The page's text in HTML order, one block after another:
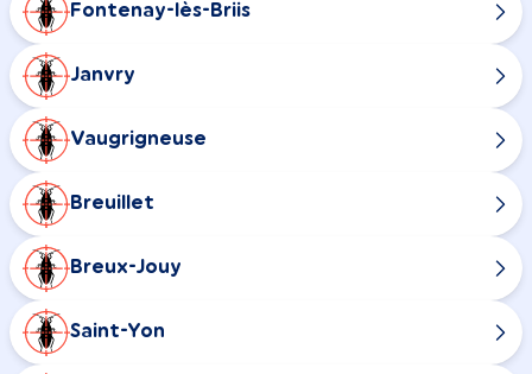
Fontenay-lès-Briis
Janvry
Vaugrigneuse
Breuillet
Breux-Jouy
Saint-Yon